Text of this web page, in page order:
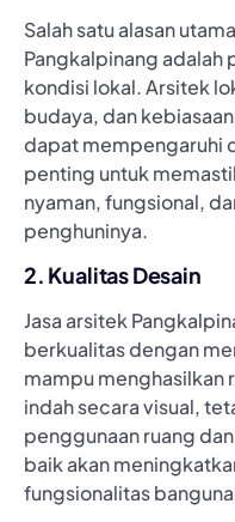
Salah satu alasan
Pangkalpinang adalah
kondisi lokal. Arsitek
budaya, dan
dapat mempengaruhi
penting untuk
nyaman, fungsional,
penghuninya.
2. Kualitas Desain
Jasa arsitek
berkualitas dengan
mampu menghasilkan
indah secara visual,
penggunaan ruang
baik akan
fungsionalitas